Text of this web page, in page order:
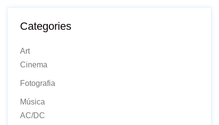
Categories
Art
Cinema
Fotografia
Música
AC/DC